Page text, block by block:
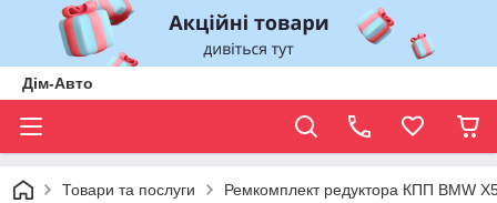
Дім-Авто
Товари та послуги Ремкомплект редуктора КПП BMW